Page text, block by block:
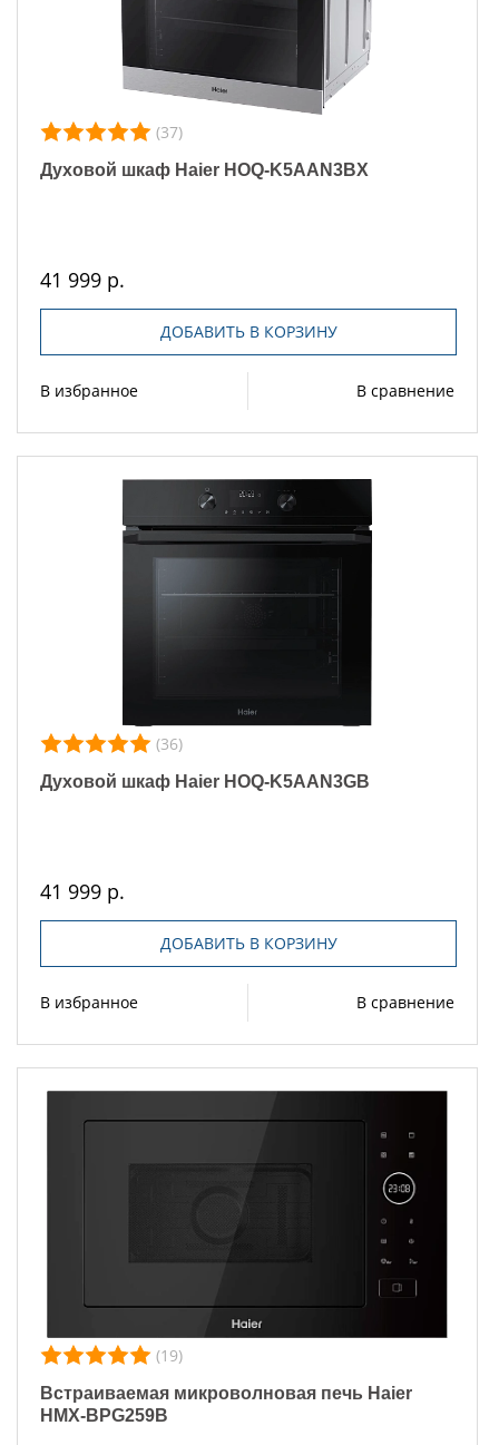
(37)
Духовой шкаф Haier HOQ-K5AAN3BX
41 999 р.
ДОБАВИТЬ В КОРЗИНУ
В избранное В сравнение
(36)
Духовой шкаф Haier HOQ-K5AAN3GB
41 999 р.
ДОБАВИТЬ В КОРЗИНУ
В избранное В сравнение
(19)
Встраиваемая микроволновая печь Haier
HMX-BPG259B